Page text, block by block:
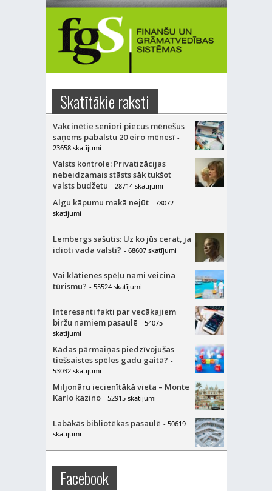
Skatītākie raksti
Vakcinētie seniori piecus mēnešus
saņems pabalstu 20 eiro mēnesī -
23658 skatījumi
Valsts kontrole: Privatizācijas
nebeidzamais stāsts sāk tukšot
valsts budžetu - 28714 skatījumi
Algu kāpumu makā nejūt - 78072
skatījumi
Lembergs sašutis: Uz ko jūs cerat, ja
idioti vada valsti? - 68607 skatījumi
Vai klātienes spēļu nami veicina
tūrismu? - 55524 skatījumi
Interesanti fakti par vecākajiem
biržu namiem pasaulē - 54075
skatījumi
Kādas pārmaiņas piedzīvojušas
tiešsaistes spēles gadu gaitā? -
53032 skatījumi
Miljonāru iecienītākā vieta – Monte
Karlo kazino - 52915 skatījumi
Labākās bibliotēkas pasaulē - 50619
skatījumi
Facebook